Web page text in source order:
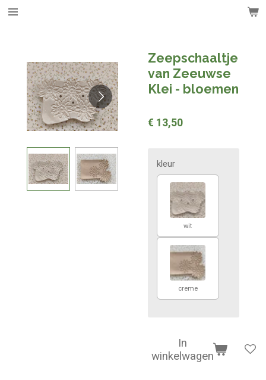
Ga
hoofdinhoud
Zeepschaaltje
van Zeeuwse
Klei - bloemen
€ 13,50
kleur
wit
creme
In
winkelwagen